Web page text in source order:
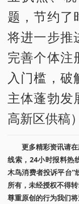
题，节约了
将进一步推
完善个体注
入门槛，
主体蓬勃发
高新区供稿）
更多精彩资讯请
线索，24小时报料热
木鸟消费者投诉平台”
所有，未经授权不得
尊重原创的行为我们将